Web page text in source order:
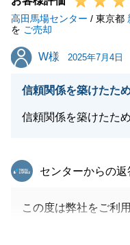
高田馬場センター / 東京都
を ご売却
W様
W様 2025年7月4日
信頼関係を築けたた
信頼関係を築けたた
東急リバブル
センターからの返
この度は弊社をご利